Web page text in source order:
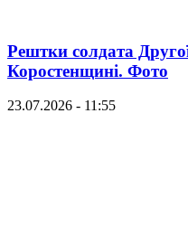
Рештки солдата
Коростенщині. Фото
23.07.2026 - 11:55